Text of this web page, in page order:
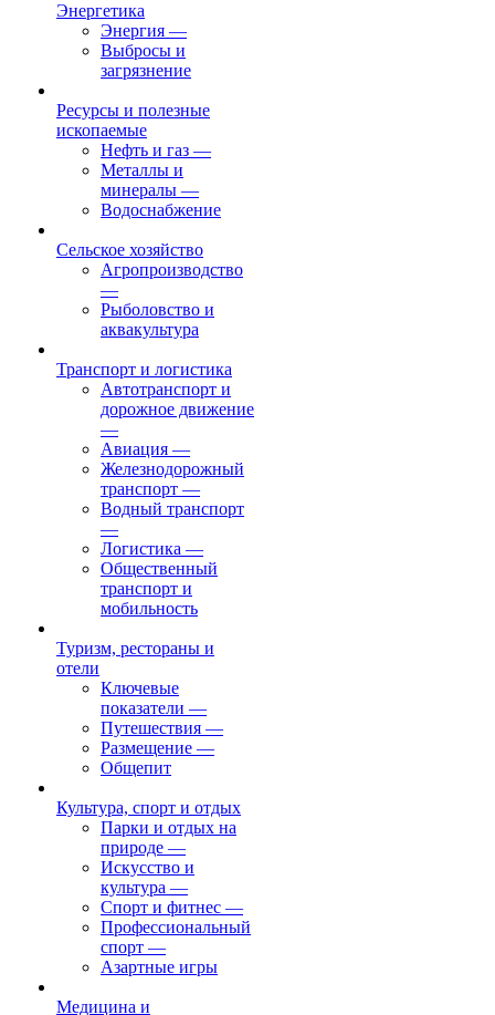
Энергетика
Энергия —
Выбросы и
загрязнение
Ресурсы и полезные
ископаемые
Нефть и газ —
Металлы и
минералы —
Водоснабжение
Сельское хозяйство
Агропроизводство
—
Рыболовство и
аквакультура
Транспорт и логистика
Автотранспорт и
дорожное движение
—
Авиация —
Железнодорожный
транспорт —
Водный транспорт
—
Логистика —
Общественный
транспорт и
мобильность
Туризм, рестораны и
отели
Ключевые
показатели —
Путешествия —
Размещение —
Общепит
Культура, спорт и отдых
Парки и отдых на
природе —
Искусство и
культура —
Спорт и фитнес —
Профессиональный
спорт —
Азартные игры
Медицина и